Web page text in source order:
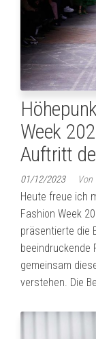
Week
Auftritt
01/12/2023 Von
Heute freue ich
Fashion Week
präsentierte die
beeindruckende
gemeinsam
verstehen. Die